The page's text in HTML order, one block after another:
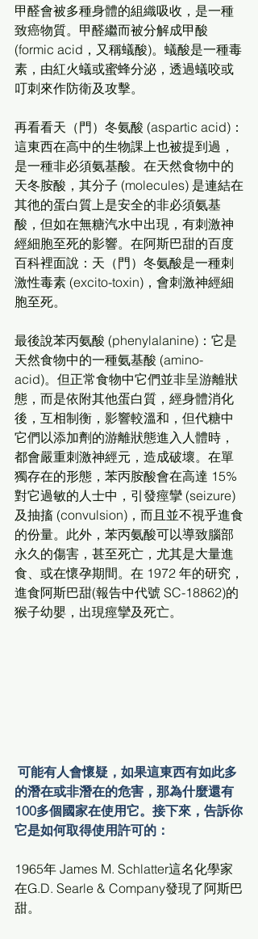
甲醛會被多種身體的組織吸收，是一種
致癌物質。甲醛繼而被分解成甲酸
(formic acid，又稱蟻酸)。蟻酸是一種毒
素，由紅火蟻或蜜蜂分泌，透過蟻咬或
叮刺來作防衛及攻擊。
再看看天（門）冬氨酸 (aspartic acid)：
這東西在高中的生物課上也被提到過，
是一種非必須氨基酸。在天然食物中的
天冬胺酸，其分子 (molecules) 是連結在
其彵的蛋白質上是安全的非必須氨基
酸，但如在無糖汽水中出現，有刺激神
經細胞至死的影響。在阿斯巴甜的百度
百科裡面說：天（門）冬氨酸是一種刺
激性毒素 (excito-toxin)，會刺激神經細
胞至死。
最後說苯丙氨酸 (phenylalanine)：它是
天然食物中的一種氨基酸 (amino-
acid)。但正常食物中它們並非呈游離狀
態，而是依附其他蛋白質，經身體消化
後，互相制衡，影響較溫和，但代糖中
它們以添加劑的游離狀態進入人體時，
都會嚴重刺激神經元，造成破壞。在單
獨存在的形態，苯丙胺酸會在高達 15%
對它過敏的人士中，引發痙攣 (seizure)
及抽搐 (convulsion)，而且並不視乎進食
的份量。此外，苯丙氨酸可以導致腦部
永久的傷害，甚至死亡，尤其是大量進
食、或在懷孕期間。在 1972 年的研究，
進食阿斯巴甜(報告中代號 SC-18862)的
猴子幼嬰，出現痙攣及死亡。
可能有人會懷疑，如果這東西有如此多
的潛在或非潛在的危害，那為什麼還有
100多個國家在使用它。接下來，告訴你
它是如何取得使用許可的：
1965年 James M. Schlatter這名化學家
在G.D. Searle & Company發現了阿斯巴
甜。